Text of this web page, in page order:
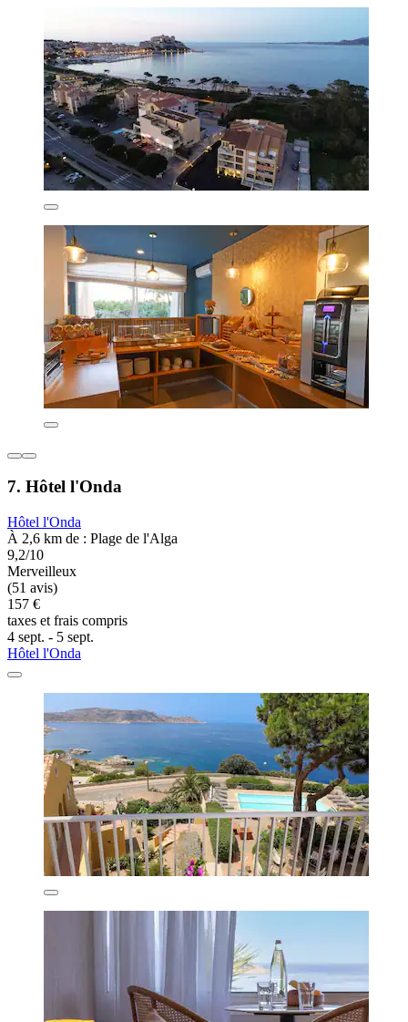
7. Hôtel l'Onda
Hôtel l'Onda
À 2,6 km de : Plage de l'Alga
9,2/10
Merveilleux
(51 avis)
157 €
taxes et frais compris
4 sept. - 5 sept.
Hôtel l'Onda